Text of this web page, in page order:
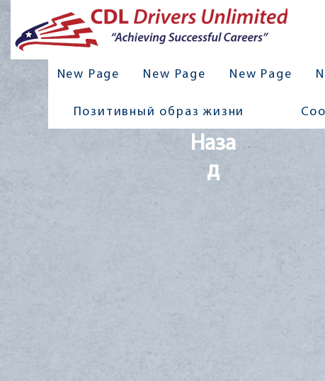
New Page New Page New Page
Позитивный образ жизни
Наза
д